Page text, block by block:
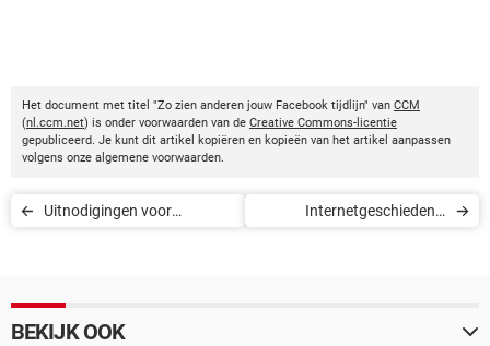
Het document met titel "Zo zien anderen jouw Facebook tijdlijn" van CCM
(nl.ccm.net) is onder voorwaarden van de Creative Commons-licentie
gepubliceerd. Je kunt dit artikel kopiëren en kopieën van het artikel aanpassen
volgens onze algemene voorwaarden.
Uitnodigingen voor
Internetgeschiedenis
BEKIJK OOK